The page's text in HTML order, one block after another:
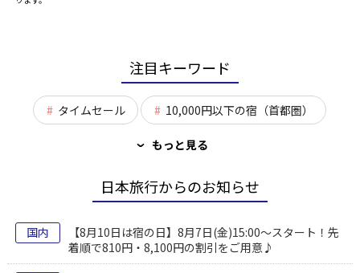
注目キーワード
タイムセール 10,000円以下の宿（首都圏）
›もっと見る
日本旅行からのお知らせ
国内
【8月10日は宿の日】8月7日(金)15:00～スタート！先
着順で810円・8,100円の割引をご用意♪